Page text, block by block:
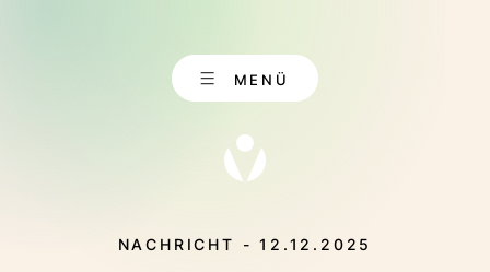
MENÜ
NACHRICHT - 12.12.2025